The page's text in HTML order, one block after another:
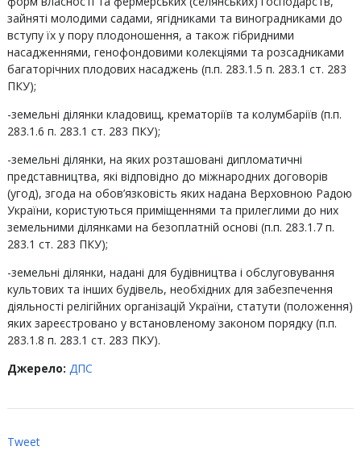
зайняті молодими садами, ягідниками та виноградниками до
вступу їх у пору плодоношення, а також гібридними
насадженнями, генофондовими колекціями та розсадниками
багаторічних плодових насаджень (п.п. 283.1.5 п. 283.1 ст. 283
ПКУ);
-земельні ділянки кладовищ, крематоріїв та колумбаріїв (п.п.
283.1.6 п. 283.1 ст. 283 ПКУ);
-земельні ділянки, на яких розташовані дипломатичні
представництва, які відповідно до міжнародних договорів
(угод), згода на обов’язковість яких надана Верховною Радою
України, користуються приміщеннями та прилеглими до них
земельними ділянками на безоплатній основі (п.п. 283.1.7 п.
283.1 ст. 283 ПКУ);
-земельні ділянки, надані для будівництва і обслуговування
культових та інших будівель, необхідних для забезпечення
діяльності релігійних організацій України, статути (положення)
яких зареєстровано у встановленому законом порядку (п.п.
283.1.8 п. 283.1 ст. 283 ПКУ).
Джерело: ДПС
Tweet